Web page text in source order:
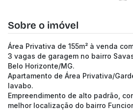
Sobre o imóvel
Área Privativa de 155m² à venda
3 vagas de garagem no bairro
Belo Horizonte/MG.
Apartamento de Área Privativa/
lavabo.
Empreendimento de alto padrão,
melhor localização do bairro